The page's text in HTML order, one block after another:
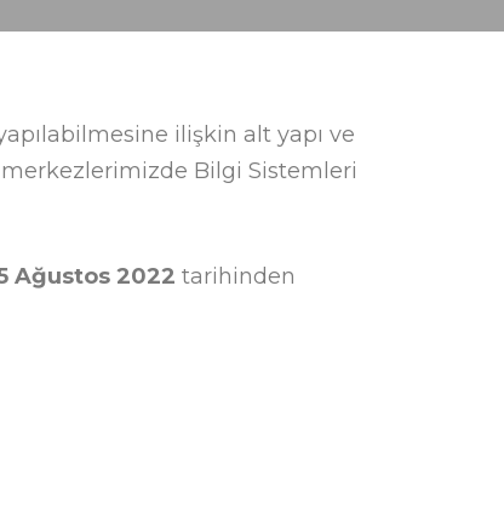
ilişkin alt yapı ve
Bilgi Sistemleri
Ağustos 2022 tarihinden